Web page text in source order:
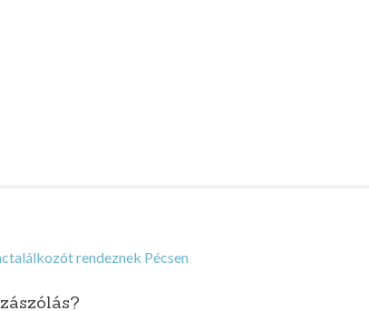
rendeznek Pécsen